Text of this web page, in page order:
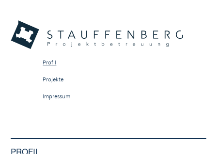
Profil
Projekte
Impressum
PROFIL